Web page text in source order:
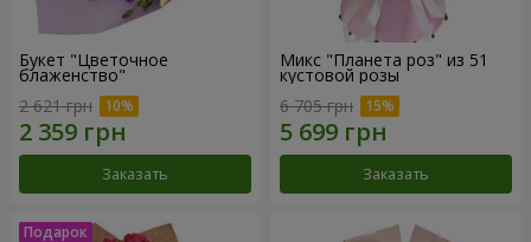
Букет "Цветочное
блаженство"
2 621 грн
Заказать
Микс "Планета роз" из 51
кустовой розы
6 705 грн
Заказать